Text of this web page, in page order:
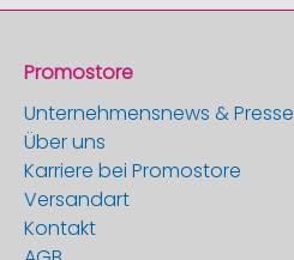
Promostore
Unternehmensnews & Presse
Über uns
Karriere bei Promostore
Versandart
Kontakt